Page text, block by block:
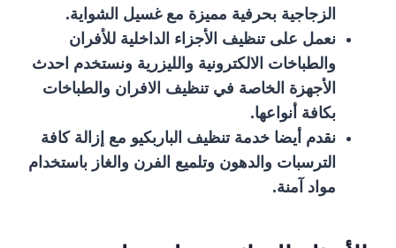
الزجاجية بحرفية مميزة مع غسيل الشواية.
نعمل على تنظيف الأجزاء الداخلية للأفران
والطباخات الالكترونية والليزرية ونستخدم احدث
الأجهزة الخاصة في تنظيف الافران والطباخات
بكافة أنواعها.
نقدم أيضا خدمة تنظيف الباربكيو مع إزالة كافة
الترسبات والدهون وتلميع الفرن والغاز باستخدام
مواد آمنة.